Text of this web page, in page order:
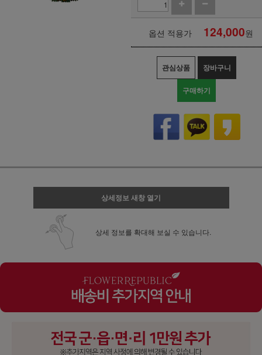
옵션 적용가 124,000원
관심상품 장바구니
구매하기
상세정보 새창 열기
상세 정보를 확대해 보실 수 있습니다.